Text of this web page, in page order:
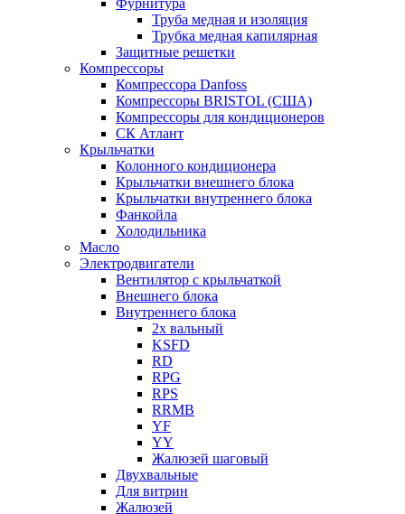
Фурнитура
Труба медная и изоляция
Трубка медная капилярная
Защитные решетки
Компрессоры
Компрессора Danfoss
Компрессоры BRISTOL (США)
Компрессоры для кондиционеров
СК Атлант
Крыльчатки
Колонного кондиционера
Крыльчатки внешнего блока
Крыльчатки внутреннего блока
Фанкойла
Холодильника
Масло
Электродвигатели
Вентилятор с крыльчаткой
Внешнего блока
Внутреннего блока
2х вальный
KSFD
RD
RPG
RPS
RRMB
YF
YY
Жалюзей шаговый
Двухвальные
Для витрин
Жалюзей